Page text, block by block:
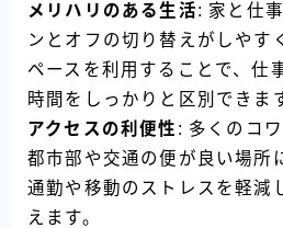
メリハリのある生活: 家と仕
ンとオフの切り替えがしやす
ペースを利用することで、仕
時間をしっかりと区別できま
アクセスの利便性 : 多くのコ
都市部や交通の便が良い場所
通勤や移動のストレスを軽減
えます。